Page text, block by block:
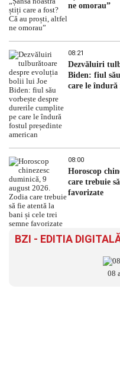
ne omorau”
08:21
Dezvăluiri
Biden: fiul
care le îndură
08:00
Horoscop
care trebuie
favorizate
BZI - EDITIA
08